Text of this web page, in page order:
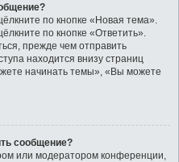
по кнопке «Новая тема».
по кнопке «Ответить».
прежде чем отправить
находится внизу страниц
начинать темы», «Вы можете
сообщение?
или модератором конференции,